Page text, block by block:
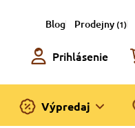
Blog Prodejny (1)
Prihlásenie
Výpredaj